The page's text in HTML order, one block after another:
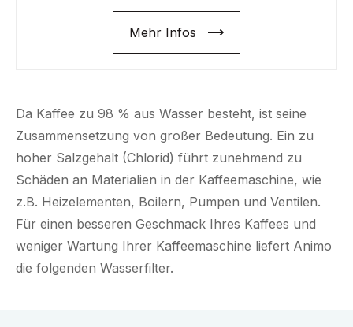
Mehr Infos
Da Kaffee zu 98 % aus Wasser besteht, ist seine
Zusammensetzung von großer Bedeutung. Ein zu
hoher Salzgehalt (Chlorid) führt zunehmend zu
Schäden an Materialien in der Kaffeemaschine, wie
z.B. Heizelementen, Boilern, Pumpen und Ventilen.
Für einen besseren Geschmack Ihres Kaffees und
weniger Wartung Ihrer Kaffeemaschine liefert Animo
die folgenden Wasserfilter.